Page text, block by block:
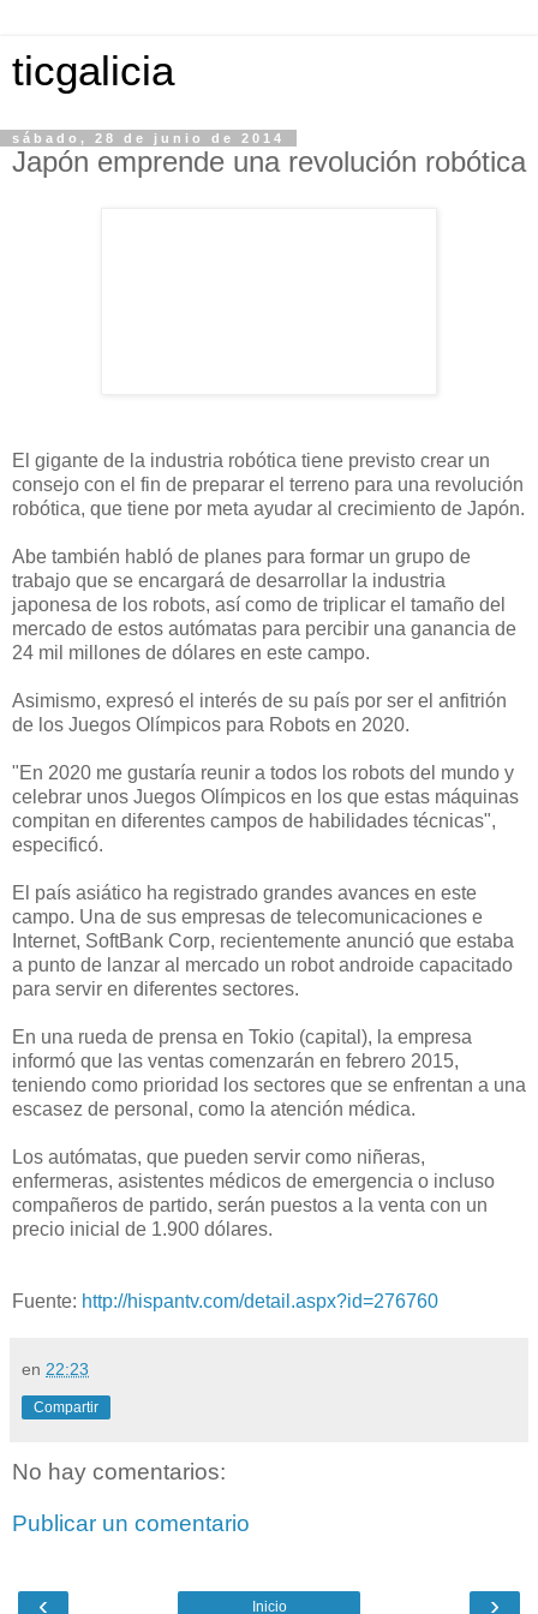
ticgalicia
sábado, 28 de junio de 2014
Japón emprende una revolución robótica
El gigante de la industria robótica tiene previsto crear un
consejo con el fin de preparar el terreno para una revolución
robótica, que tiene por meta ayudar al crecimiento de Japón.
Abe también habló de planes para formar un grupo de
trabajo que se encargará de desarrollar la industria
japonesa de los robots, así como de triplicar el tamaño del
mercado de estos autómatas para percibir una ganancia de
24 mil millones de dólares en este campo.
Asimismo, expresó el interés de su país por ser el anfitrión
de los Juegos Olímpicos para Robots en 2020.
"En 2020 me gustaría reunir a todos los robots del mundo y
celebrar unos Juegos Olímpicos en los que estas máquinas
compitan en diferentes campos de habilidades técnicas",
especificó.
El país asiático ha registrado grandes avances en este
campo. Una de sus empresas de telecomunicaciones e
Internet, SoftBank Corp, recientemente anunció que estaba
a punto de lanzar al mercado un robot androide capacitado
para servir en diferentes sectores.
En una rueda de prensa en Tokio (capital), la empresa
informó que las ventas comenzarán en febrero 2015,
teniendo como prioridad los sectores que se enfrentan a una
escasez de personal, como la atención médica.
Los autómatas, que pueden servir como niñeras,
enfermeras, asistentes médicos de emergencia o incluso
compañeros de partido, serán puestos a la venta con un
precio inicial de 1.900 dólares.
Fuente: http://hispantv.com/detail.aspx?id=276760
en 22:23
Compartir
No hay comentarios:
Publicar un comentario
‹ ›
Inicio